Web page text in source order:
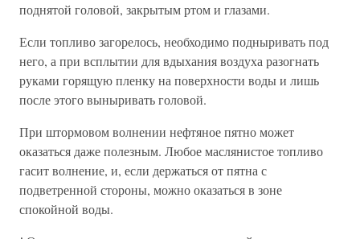
поднятой головой, закрытым ртом и глазами.
Если топливо загорелось, необходимо подныривать под
него, а при всплытии для вдыхания воздуха разогнать
руками горящую пленку на поверхности воды и лишь
после этого выныривать головой.
При штормовом волнении нефтяное пятно может
оказаться даже полезным. Любое маслянистое топливо
гасит волнение, и, если держаться от пятна с
подветренной стороны, можно оказаться в зоне
спокойной воды.